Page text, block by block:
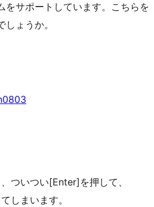
をサポートしています。こちらを
ょうか。
ついつい[Enter]を押して、
しまいます。